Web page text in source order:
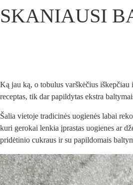
SKANIAUSI
Ką jau ką, o tobulus varškėčius
receptas, tik dar papildytas ekstra
Šalia vietoje tradicinės uogienės labai
kuri gerokai lenkia įprastas uogienes ar
pridėtinio cukraus ir su papildomais